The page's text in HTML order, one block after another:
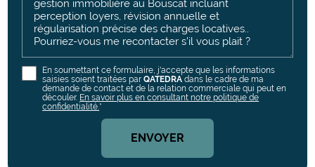
En soumettant ce formulaire, j'accepte que les informations
saisies soient traitées parQATEDRA dans le cadre de ma
demande de contact et de la relation commerciale qui peut en
découler. En savoir plus en consultant notre politique de
confidentialité.*